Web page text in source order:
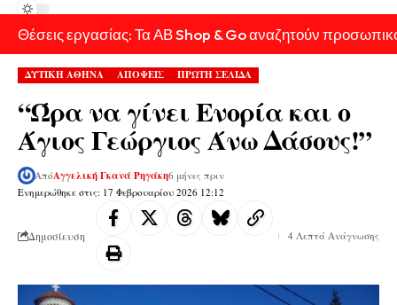
Θέσεις εργασίας: Τα ΑΒ Shop & Go αναζητούν
ΔΥΤΙΚΗ ΑΘΗΝΑ ΑΠΟΨΕΙΣ ΠΡΩΤΗ ΣΕΛΙΔΑ
“Ώρα να γίνει Ενορία και ο
Άγιος Γεώργιος Άνω Δάσους!”
Ενημερώθηκε στις: 17 Φεβρουαρίου 2026 12:12
ΑπόΑγγελική Γκανά Ρηγάκη6 μήνες πριν
Δημοσίευση 4 Λεπτά Ανάγνωσης